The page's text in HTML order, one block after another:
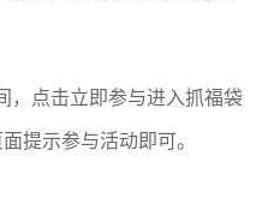
，点击立即参与进入抓福袋
提示参与活动即可。